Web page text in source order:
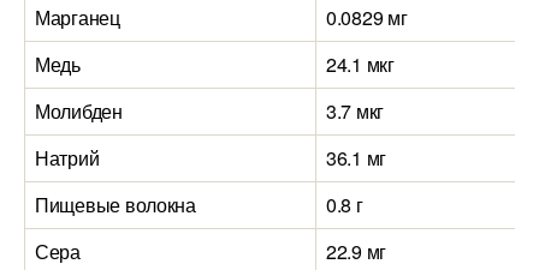
Марганец
0.0829 мг
Медь
24.1 мкг
Молибден
3.7 мкг
Натрий
36.1 мг
Пищевые волокна
0.8 г
Сера
22.9 мг